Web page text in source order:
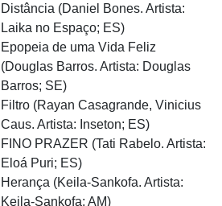
Distância (Daniel Bones. Artista:
Laika no Espaço; ES)
Epopeia de uma Vida Feliz
(Douglas Barros. Artista: Douglas
Barros; SE)
Filtro (Rayan Casagrande, Vinicius
Caus. Artista: Inseton; ES)
FINO PRAZER (Tati Rabelo. Artista:
Eloá Puri; ES)
Herança (Keila-Sankofa. Artista:
Keila-Sankofa; AM)